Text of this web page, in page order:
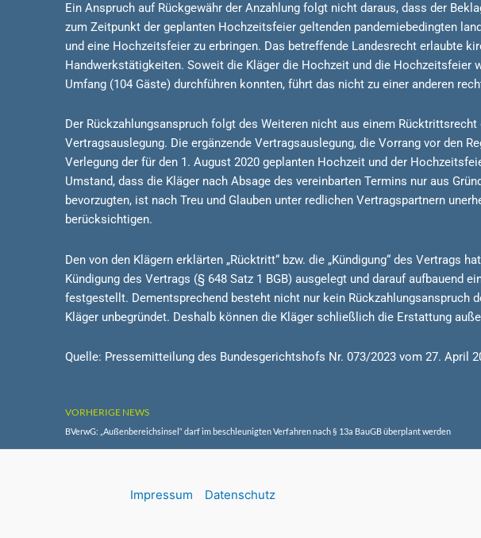
Ein Anspruch auf Rückgewähr der Anzahlung folgt nicht daraus, dass der
zum Zeitpunkt der geplanten Hochzeitsfeier geltenden pandemiebedingten
und eine Hochzeitsfeier zu erbringen. Das betreffende Landesrecht erlaubte
Handwerkstätigkeiten. Soweit die Kläger die Hochzeit und die Hochzeitsfeier
Umfang (104 Gäste) durchführen konnten, führt das nicht zu einer anderen
Der Rückzahlungsanspruch folgt des Weiteren nicht aus einem
Vertragsauslegung. Die ergänzende Vertragsauslegung, die Vorrang vor den
Verlegung der für den 1. August 2020 geplanten Hochzeit und der
Umstand, dass die Kläger nach Absage des vereinbarten Termins nur aus
bevorzugten, ist nach Treu und Glauben unter redlichen Vertragspartnern
berücksichtigen.
Den von den Klägern erklärten „Rücktritt“ bzw. die „Kündigung“ des
Kündigung des Vertrags (§ 648 Satz 1 BGB) ausgelegt und darauf aufbauend
festgestellt. Dementsprechend besteht nicht nur kein Rückzahlungsanspruch
Kläger unbegründet. Deshalb können die Kläger schließlich die Erstattung
Quelle: Pressemitteilung des Bundesgerichtshofs Nr. 073/2023 vom 27. April
VORHERIGE NEWS
BVerwG: „Außenbereichsinsel“ darf im beschleunigten Verfahren nach § 13a BauGB überplant werden
Impressum Datenschutz